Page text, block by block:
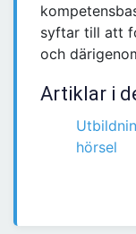
syftar till att
och
Artiklar i
hörsel